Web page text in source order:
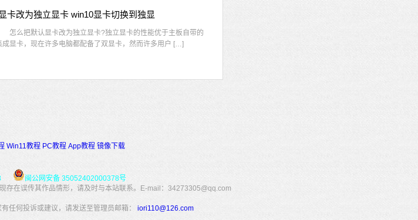
卡改为独立显卡 win10显卡切换到独显
怎么把默认显卡改为独立显卡?独立显卡的性能优于主板自带的
成显卡，现在许多电脑都配备了双显卡，然而许多用户 […]
Win11教程 PC教程 App教程 镜像下载
闽公网安备 35052402000378号
存在误传其作品情形，请及时与本站联系。E-mail：34273305@qq.com
任何投诉或建议，请发送至管理员邮箱： iori110@126.com